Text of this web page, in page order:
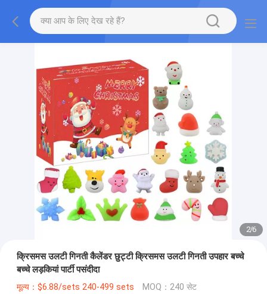
2/6
क्रिसमस उलटी गिनती कैलेंडर छुट्टी क्रिसमस उलटी गिनती उपहार बच्चे
बच्चे लड़कियां पार्टी पसंदीदा
मूल्य：$6.88/sets 240-499 sets MOQ：240 सेट